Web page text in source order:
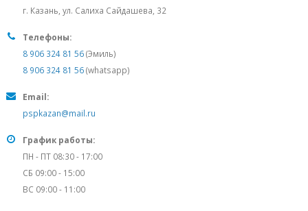
г. Казань, ул. Салиха Сайдашева, 32
Телефоны:
8 906 324 81 56(Эмиль)
8 906 324 81 56(whatsapp)
Email:
pspkazan@mail.ru
График работы:
ПН - ПТ 08:30 - 17:00
СБ 09:00 - 15:00
ВС 09:00 - 11:00